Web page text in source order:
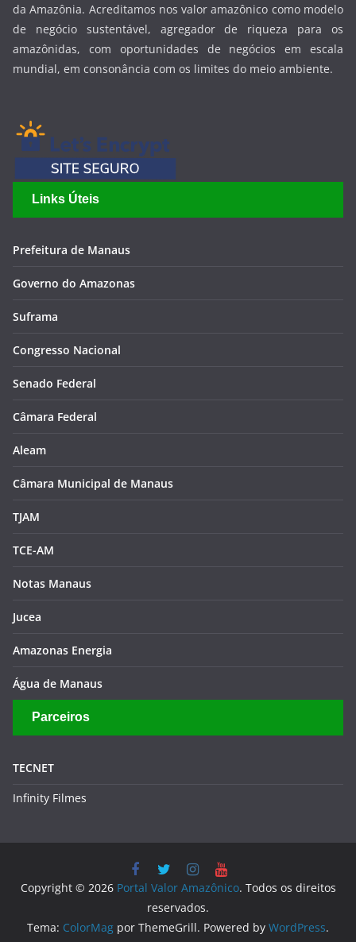
da Amazônia. Acreditamos nos valor amazônico como modelo
de negócio sustentável, agregador de riqueza para os
amazônidas, com oportunidades de negócios em escala
mundial, em consonância com os limites do meio ambiente.
Links Úteis
Prefeitura de Manaus
Governo do Amazonas
Suframa
Congresso Nacional
Senado Federal
Câmara Federal
Aleam
Câmara Municipal de Manaus
TJAM
TCE-AM
Notas Manaus
Jucea
Amazonas Energia
Água de Manaus
Parceiros
TECNET
Infinity Filmes
Copyright © 2026 Portal Valor Amazônico. Todos os direitos
reservados.
Tema: ColorMag por ThemeGrill. Powered by WordPress.